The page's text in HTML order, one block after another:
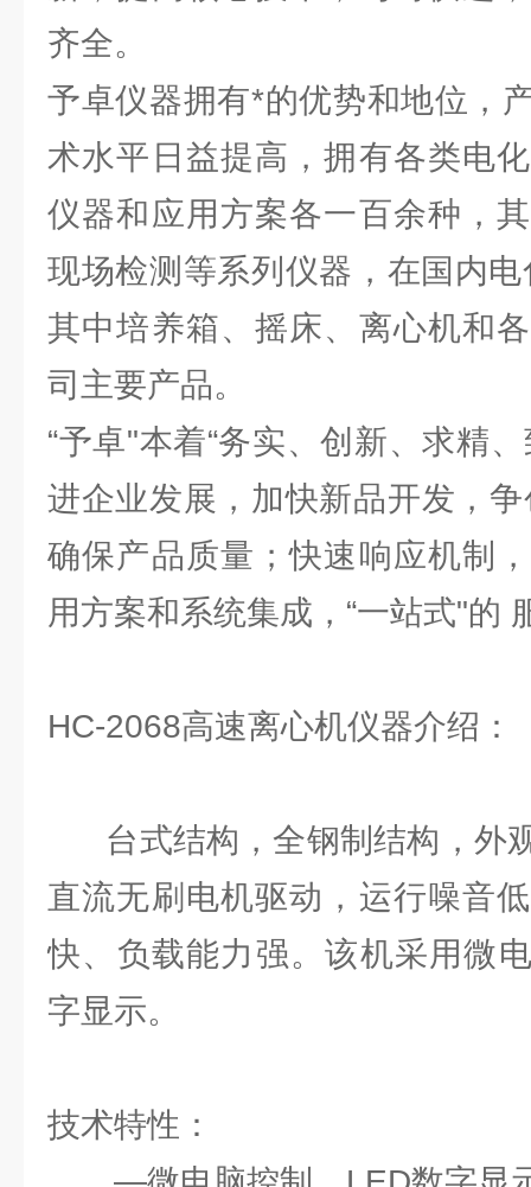
齐全。
予卓仪器拥有*的优势和地位，
术水平日益提高，拥有各类电
仪器和应用方案各一百余种，
现场检测等系列仪器，在国内
其中培养箱、摇床、离心机和
司主要产品。
“予卓"本着“务实、创新、求精
进企业发展，加快新品开发，
确保产品质量；快速响应机制
用方案和系统集成，“一站式"的
HC-2068高速离心机仪器介绍：
台式结构，全钢制结构，外
直流无刷电机驱动，运行噪音
快、负载能力强。该机采用微
字显示。
技术特性：